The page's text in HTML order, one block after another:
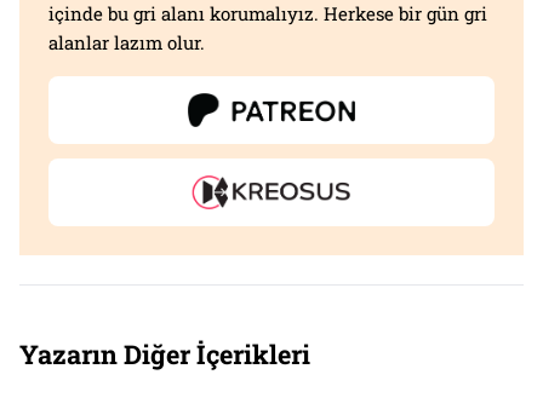
içinde bu gri alanı korumalıyız. Herkese bir gün gri
alanlar lazım olur.
Yazarın Diğer İçerikleri